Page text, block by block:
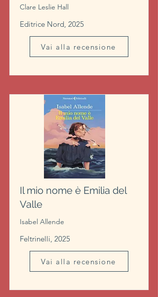
Clare Leslie Hall
Editrice Nord, 2025
Vai alla recensione
Il mio nome è Emilia del
Valle
Isabel Allende
Feltrinelli, 2025
Vai alla recensione